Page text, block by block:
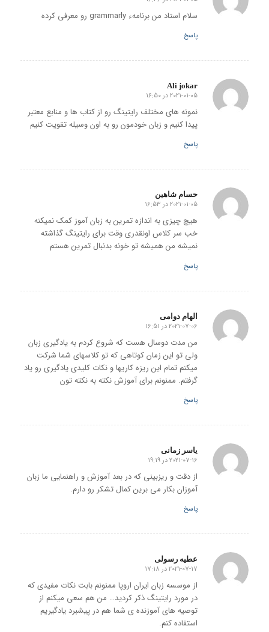
گفته:
سلام استاد من برنامهء grammarly رو معرفی کرده
پاسخ
Ali jokar
گفته:
2021-01-05 در 16:50
نمونه های مختلف رایتینگ رو از کتاب ها و منابع معتبر
پیدا کنیم و زبان خودمون رو به اون وسیله تقویت کنیم
پاسخ
حسام شاهین
گفته:
2021-01-05 در 16:53
هیچ چیزی به اندازه تمرین به زبان آموز کمک نمیکنه
خب سر کلاس اونقدری وقت برای رایتینگ گذاشته
نمیشه من همیشه تو خونه بدنبال تمرین هستم
پاسخ
الهام دوامی
گفته:
2021-07-06 در 16:51
من مدت دوسال هست که شروع کردم به یادگیری زبان
ولی تو این زمان کوتاهی که تو کلاسهای شما شرکت
میکنم تمام این ریزه کاریها و نکات کلیدی یادگیری رو یاد
گرفتم. ممنونم برای آموزش نکته به نکته تون
پاسخ
یاسر زمانی
گفته:
2021-07-16 در 19:19
از دقت و ریزبینی که در بعد آموزش و راهنمایی ما زبان
آموزان بکار می برین کمال تشکر رو دارم.
پاسخ
عطیه رسولی
گفته:
2021-07-17 در 17:18
از موسسه زبان ایران اروپا ممنونم بابت نکات مفیدی که
در مورد رایتینگ ذکر کردید… من هم سعی میکنم از
توصیه های آموزنده ی شما هم در پیشبرد یادگیریم
استفاده کنم.